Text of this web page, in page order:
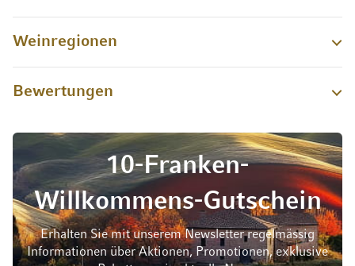
Weinregionen
Bewertungen
10-Franken-
Willkommens-Gutschein
Erhalten Sie mit unserem Newsletter regelmässig
Informationen über Aktionen, Promotionen, exklusive